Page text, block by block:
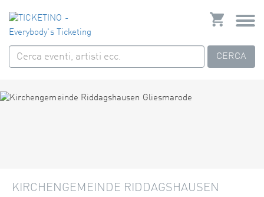
CERCA
KIRCHENGEMEINDE RIDDAGSHAUSEN